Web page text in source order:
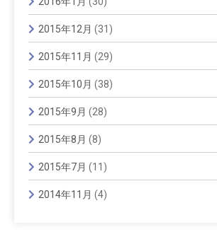
2015年12月 (31)
2015年11月 (29)
2015年10月 (38)
2015年9月 (28)
2015年8月 (8)
2015年7月 (11)
2014年11月 (4)